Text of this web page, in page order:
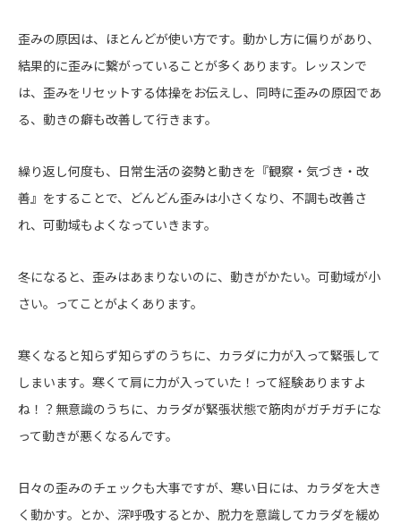
歪みの原因は、ほとんどが使い方です。動かし方に偏りがあり、
結果的に歪みに繋がっていることが多くあります。レッスンで
は、歪みをリセットする体操をお伝えし、同時に歪みの原因であ
る、動きの癖も改善して行きます。
繰り返し何度も、日常生活の姿勢と動きを『観察・気づき・改
善』をすることで、どんどん歪みは小さくなり、不調も改善さ
れ、可動域もよくなっていきます。
冬になると、歪みはあまりないのに、動きがかたい。可動域が小
さい。ってことがよくあります。
寒くなると知らず知らずのうちに、カラダに力が入って緊張して
しまいます。寒くて肩に力が入っていた！って経験ありますよ
ね！？無意識のうちに、カラダが緊張状態で筋肉がガチガチにな
って動きが悪くなるんです。
日々の歪みのチェックも大事ですが、寒い日には、カラダを大き
く動かす。とか、深呼吸するとか、脱力を意識してカラダを緩め